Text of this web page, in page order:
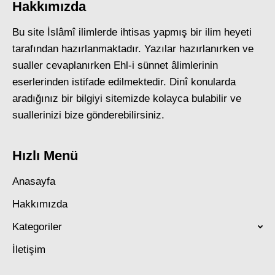
Hakkımızda
Bu site İslâmî ilimlerde ihtisas yapmış bir ilim heyeti
tarafından hazırlanmaktadır. Yazılar hazırlanırken ve
sualler cevaplanırken Ehl-i sünnet âlimlerinin
eserlerinden istifade edilmektedir. Dinî konularda
aradığınız bir bilgiyi sitemizde kolayca bulabilir ve
suallerinizi bize gönderebilirsiniz.
Hızlı Menü
Anasayfa
Hakkımızda
Kategoriler
İletişim